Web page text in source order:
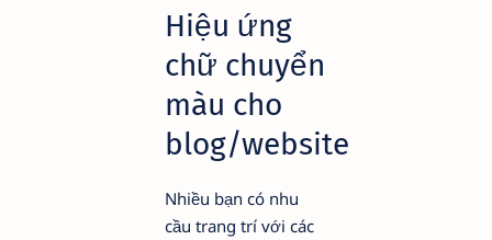
Hiệu ứng
chữ chuyển
màu cho
blog/website
Nhiều bạn có nhu
cầu trang trí với các